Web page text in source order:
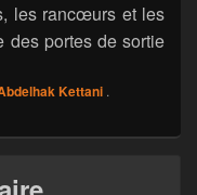
les rancœurs et les
des portes de sortie
Kettani .